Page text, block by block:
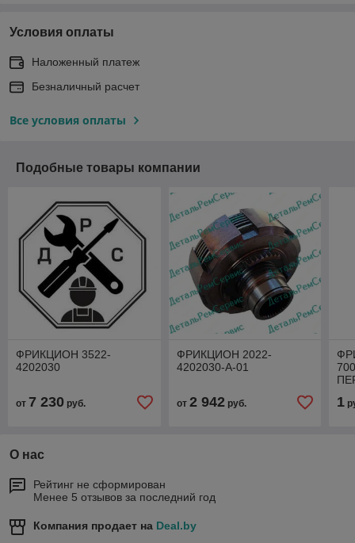
Условия оплаты
Наложенный платеж
Безналичный расчет
Все условия оплаты
Подобные товары компании
ФРИКЦИОН 3522-
4202030
от 7 230 руб.
ФРИКЦИОН 2022-
4202030-А-01
от 2 942руб. 1
О нас
Рейтинг не сформирован
Менее 5 отзывов за последний год
Компания продает на Deal.by